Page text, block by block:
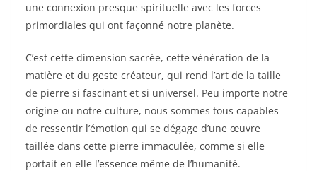
une connexion presque spirituelle avec les forces
primordiales qui ont façonné notre planète.
C’est cette dimension sacrée, cette vénération de la
matière et du geste créateur, qui rend l’art de la taille
de pierre si fascinant et si universel. Peu importe notre
origine ou notre culture, nous sommes tous capables
de ressentir l’émotion qui se dégage d’une œuvre
taillée dans cette pierre immaculée, comme si elle
portait en elle l’essence même de l’humanité.